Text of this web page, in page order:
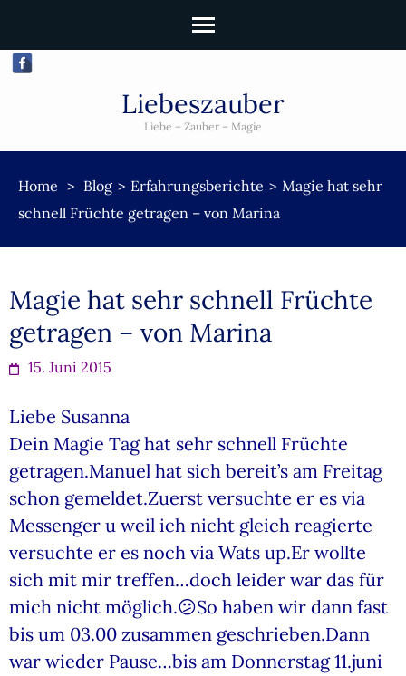
Liebeszauber
Liebe – Zauber – Magie
Home > Blog > Erfahrungsberichte > Magie hat sehr
schnell Früchte getragen – von Marina
Magie hat sehr schnell Früchte
getragen – von Marina
15. Juni 2015
Liebe Susanna
Dein Magie Tag hat sehr schnell Früchte
getragen.Manuel hat sich bereit’s am Freitag
schon gemeldet.Zuerst versuchte er es via
Messenger u weil ich nicht gleich reagierte
versuchte er es noch via Wats up.Er wollte
sich mit mir treffen…doch leider war das für
mich nicht möglich.😕So haben wir dann fast
bis um 03.00 zusammen geschrieben.Dann
war wieder Pause…bis am Donnerstag 11.juni